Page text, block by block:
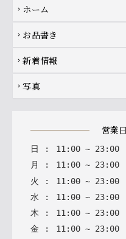
Footer navigation
chevron_right ホーム
chevron_right お品書き
chevron_right 新着情報
chevron_right 写真
営
日 : 11: 00 ~ 23: 00
月
: 11: 00 ~ 23: 00
火
: 11 : 00 ~ 23: 00
水 : 11 : 00 ~ 23: 00
木 : 11 : 00 ~ 23: 00
金 : 11 : 00 ~ 23: 00